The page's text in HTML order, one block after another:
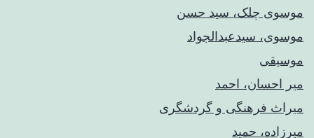
موسوی چلک، سید حسن
موسوی، سیدعبدالجواد
موسیقی
میر احسان، احمد
میراث فرهنگی و گردشگری
میرزاده، حمید